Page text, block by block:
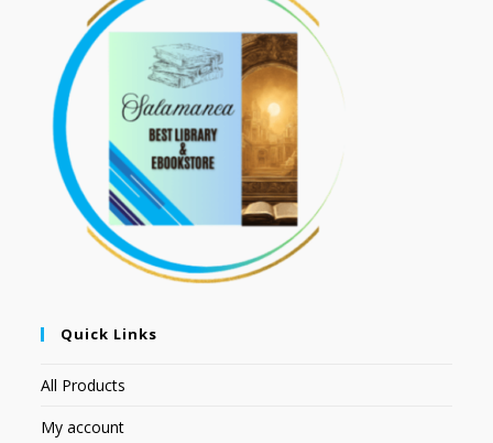
Quick Links
All Products
My account